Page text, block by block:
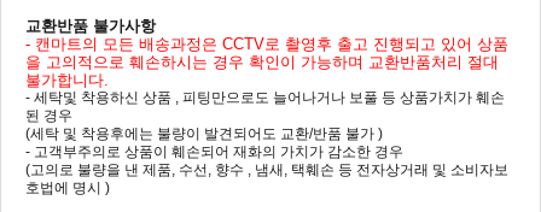
교환반품 불가사항
- 캔마트의 모든 배송과정은 CCTV로 촬영후 출고 진행되고 있어 상품
을 고의적으로 훼손하시는 경우 확인이 가능하며 교환반품처리 절대
불가합니다.
- 세탁및 착용하신 상품 , 피팅만으로도 늘어나거나 보풀 등 상품가치가 훼손
된 경우
(세탁 및 착용후에는 불량이 발견되어도 교환/반품 불가 )
- 고객부주의로 상품이 훼손되어 재화의 가치가 감소한 경우
(고의로 불량을 낸 제품, 수선, 향수 , 냄새, 택훼손 등 전자상거래 및 소비자보
호법에 명시 )